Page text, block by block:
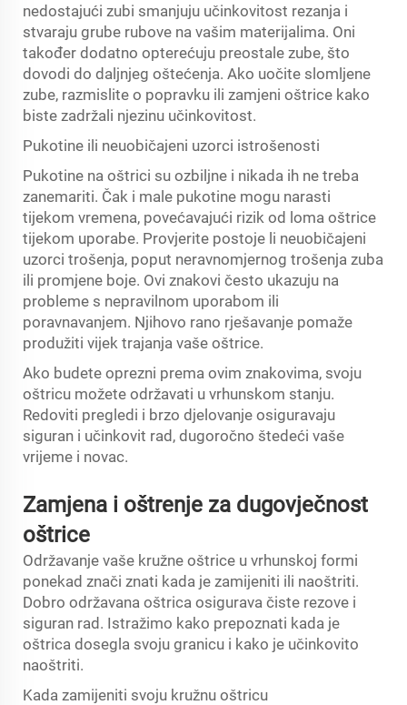
nedostajući zubi smanjuju učinkovitost rezanja i
stvaraju grube rubove na vašim materijalima. Oni
također dodatno opterećuju preostale zube, što
dovodi do daljnjeg oštećenja. Ako uočite slomljene
zube, razmislite o popravku ili zamjeni oštrice kako
biste zadržali njezinu učinkovitost.
Pukotine ili neuobičajeni uzorci istrošenosti
Pukotine na oštrici su ozbiljne i nikada ih ne treba
zanemariti. Čak i male pukotine mogu narasti
tijekom vremena, povećavajući rizik od loma oštrice
tijekom uporabe. Provjerite postoje li neuobičajeni
uzorci trošenja, poput neravnomjernog trošenja zuba
ili promjene boje. Ovi znakovi često ukazuju na
probleme s nepravilnom uporabom ili
poravnavanjem. Njihovo rano rješavanje pomaže
produžiti vijek trajanja vaše oštrice.
Ako budete oprezni prema ovim znakovima, svoju
oštricu možete održavati u vrhunskom stanju.
Redoviti pregledi i brzo djelovanje osiguravaju
siguran i učinkovit rad, dugoročno štedeći vaše
vrijeme i novac.
Zamjena i oštrenje za dugovječnost
oštrice
Održavanje vaše kružne oštrice u vrhunskoj formi
ponekad znači znati kada je zamijeniti ili naoštriti.
Dobro održavana oštrica osigurava čiste rezove i
siguran rad. Istražimo kako prepoznati kada je
oštrica dosegla svoju granicu i kako je učinkovito
naoštriti.
Kada zamijeniti svoju kružnu oštricu